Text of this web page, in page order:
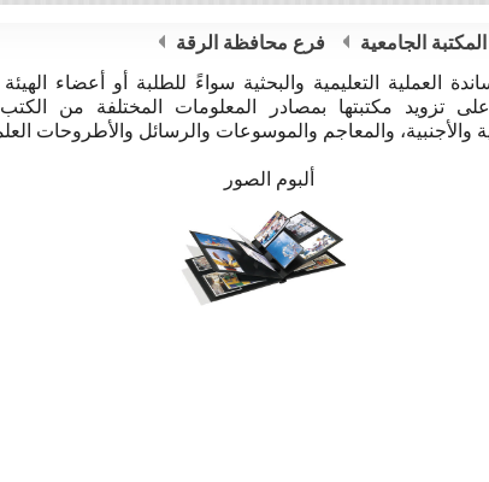
المكتبة الجامعية
فرع محافظة الرقة
العملية التعليمية والبحثية سواءً للطلبة أو أعضاء
تزويد مكتبتها بمصادر المعلومات المختلفة من
والأجنبية، والمعاجم والموسوعات والرسائل والأطروحات
ألبوم الصور